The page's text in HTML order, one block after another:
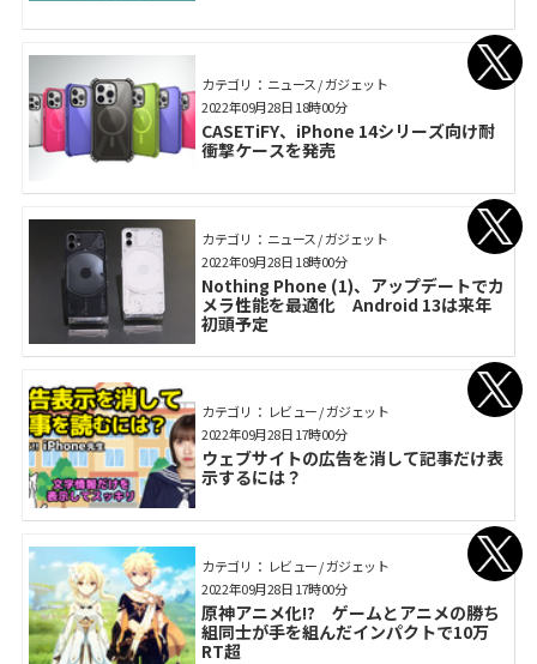
カテゴリ： ニュース / ガジェット
CASETiFY、iPhone 14シリーズ向け耐
衝撃ケースを発売
2022年09月28日 18時00分
カテゴリ： ニュース / ガジェット
Nothing Phone (1)、アップデートでカ
メラ性能を最適化 Android 13は来年
初頭予定
2022年09月28日 18時00分
カテゴリ： レビュー / ガジェット
ウェブサイトの広告を消して記事だけ表
示するには？
2022年09月28日 17時00分
カテゴリ： レビュー / ガジェット
原神アニメ化!? ゲームとアニメの勝ち
組同士が手を組んだインパクトで10万
RT超
2022年09月28日 17時00分